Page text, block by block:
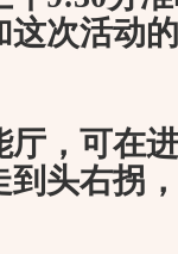
次活动
，可在
到头右拐